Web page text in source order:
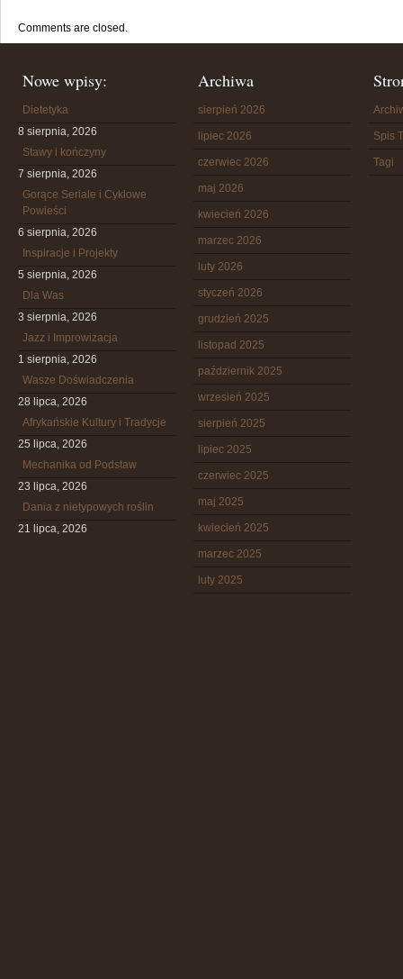
Comments are closed.
Nowe wpisy:
Dietetyka
8 sierpnia, 2026
Stawy i kończyny
7 sierpnia, 2026
Gorące Seriale i Cyklowe
Powieści
6 sierpnia, 2026
Inspiracje i Projekty
5 sierpnia, 2026
Dla Was
3 sierpnia, 2026
Jazz i Improwizacja
1 sierpnia, 2026
Wasze Doświadczenia
28 lipca, 2026
Afrykańskie Kultury i Tradycje
25 lipca, 2026
Mechanika od Podstaw
23 lipca, 2026
Dania z nietypowych roślin
21 lipca, 2026
Archiwa
sierpień 2026
lipiec 2026
czerwiec 2026
maj 2026
kwiecień 2026
marzec 2026
luty 2026
styczeń 2026
grudzień 2025
listopad 2025
październik 2025
wrzesień 2025
sierpień 2025
lipiec 2025
czerwiec 2025
maj 2025
kwiecień 2025
marzec 2025
luty 2025
Spis
Tagi